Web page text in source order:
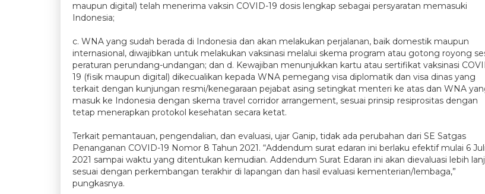
maupun digital) telah menerima vaksin COVID-19 dosis lengkap sebagai persyaratan memasuki
Indonesia;
c. WNA yang sudah berada di Indonesia dan akan melakukan perjalanan, baik domestik maupun
internasional, diwajibkan untuk melakukan vaksinasi melalui skema program atau gotong royong
peraturan perundang-undangan; dan d. Kewajiban menunjukkan kartu atau sertifikat vaksinasi
19 (fisik maupun digital) dikecualikan kepada WNA pemegang visa diplomatik dan visa dinas yang
terkait dengan kunjungan resmi/kenegaraan pejabat asing setingkat menteri ke atas dan WNA
masuk ke Indonesia dengan skema travel corridor arrangement, sesuai prinsip resiprositas dengan
tetap menerapkan protokol kesehatan secara ketat.
Terkait pemantauan, pengendalian, dan evaluasi, ujar Ganip, tidak ada perubahan dari SE Satgas
Penanganan COVID-19 Nomor 8 Tahun 2021. “Addendum surat edaran ini berlaku efektif mulai 6 Juli
2021 sampai waktu yang ditentukan kemudian. Addendum Surat Edaran ini akan dievaluasi lebih
sesuai dengan perkembangan terakhir di lapangan dan hasil evaluasi kementerian/lembaga,”
pungkasnya.